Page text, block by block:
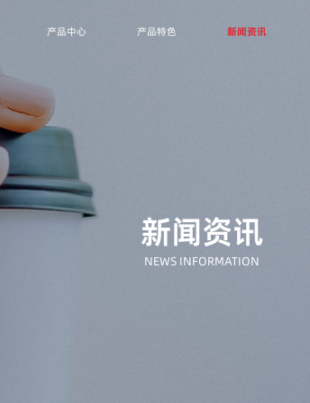
产品中心 产品特色 新闻资讯
新闻资讯
NEWS INFORMATION